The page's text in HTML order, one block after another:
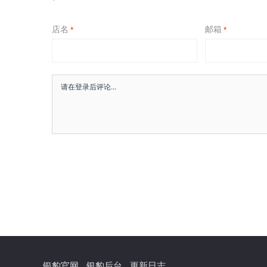
店名 * 邮箱 *